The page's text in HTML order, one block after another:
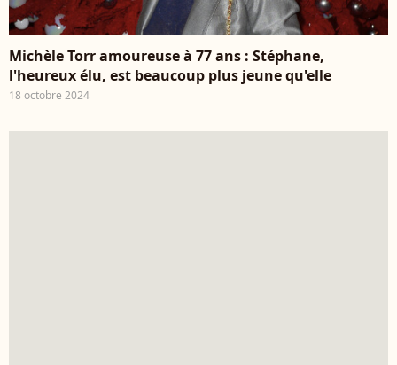
Michèle Torr amoureuse à 77 ans : Stéphane,
l'heureux élu, est beaucoup plus jeune qu'elle
18 octobre 2024